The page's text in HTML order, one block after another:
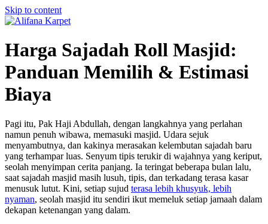
Skip to content
Harga Sajadah Roll Masjid:
Panduan Memilih & Estimasi
Biaya
Pagi itu, Pak Haji Abdullah, dengan langkahnya yang perlahan
namun penuh wibawa, memasuki masjid. Udara sejuk
menyambutnya, dan kakinya merasakan kelembutan sajadah baru
yang terhampar luas. Senyum tipis terukir di wajahnya yang keriput,
seolah menyimpan cerita panjang. Ia teringat beberapa bulan lalu,
saat sajadah masjid masih lusuh, tipis, dan terkadang terasa kasar
menusuk lutut. Kini, setiap sujud terasa lebih khusyuk, lebih
nyaman, seolah masjid itu sendiri ikut memeluk setiap jamaah dalam
dekapan ketenangan yang dalam.